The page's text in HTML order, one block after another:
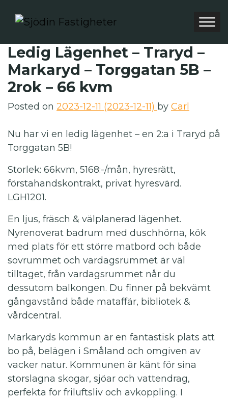
Ledig Lägenhet – Traryd –
Markaryd – Torggatan 5B –
2rok – 66 kvm
Posted on 2023-12-11 (2023-12-11) by Carl
Nu har vi en ledig lägenhet – en 2:a i Traryd på
Torggatan 5B!
Storlek: 66kvm, 5168:-/mån, hyresrätt,
förstahandskontrakt, privat hyresvärd.
LGH1201.
En ljus, fräsch & välplanerad lägenhet.
Nyrenoverat badrum med duschhörna, kök
med plats för ett större matbord och både
sovrummet och vardagsrummet är väl
tilltaget, från vardagsrummet når du
dessutom balkongen. Du finner på bekvämt
gångavstånd både mataffär, bibliotek &
vårdcentral.
Markaryds kommun är en fantastisk plats att
bo på, belägen i Småland och omgiven av
vacker natur. Kommunen är känt för sina
storslagna skogar, sjöar och vattendrag,
perfekta för friluftsliv och avkoppling. I